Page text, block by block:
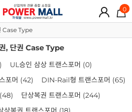
0
Case Type
, 단권 Case Type
UL승인 삼상 트랜스포머 (0)
포머 (42) DIN-Rail형 트랜스포머 (65)
(48) 단상복권 트랜스포머 (244)